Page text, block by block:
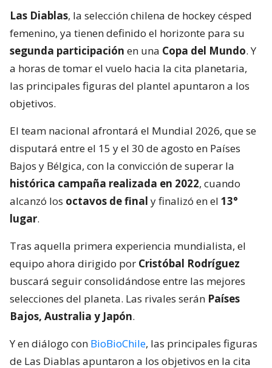
Las Diablas, la selección chilena de hockey césped
femenino, ya tienen definido el horizonte para su
segunda participación en una Copa del Mundo. Y
a horas de tomar el vuelo hacia la cita planetaria,
las principales figuras del plantel apuntaron a los
objetivos.
El team nacional afrontará el Mundial 2026, que se
disputará entre el 15 y el 30 de agosto en Países
Bajos y Bélgica, con la convicción de superar la
histórica campaña realizada en 2022, cuando
alcanzó los octavos de final y finalizó en el 13°
lugar.
Tras aquella primera experiencia mundialista, el
equipo ahora dirigido por Cristóbal Rodríguez
buscará seguir consolidándose entre las mejores
selecciones del planeta. Las rivales serán Países
Bajos, Australia y Japón.
Y en diálogo con BioBioChile, las principales figuras
de Las Diablas apuntaron a los objetivos en la cita